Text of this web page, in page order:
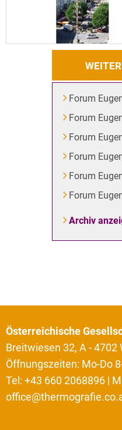
Forum
Forum
Forum
Forum
Forum
Forum
Archiv
Österreichische
Breitwiesen 32, A - 4702
Öffnungszeiten: Mo-Do
Tel: +43 660 2068896 |